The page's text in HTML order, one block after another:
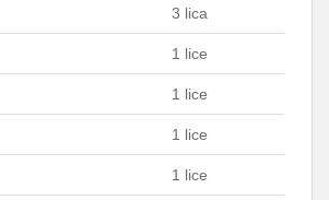
3 lica
1 lice
1 lice
1 lice
1 lice